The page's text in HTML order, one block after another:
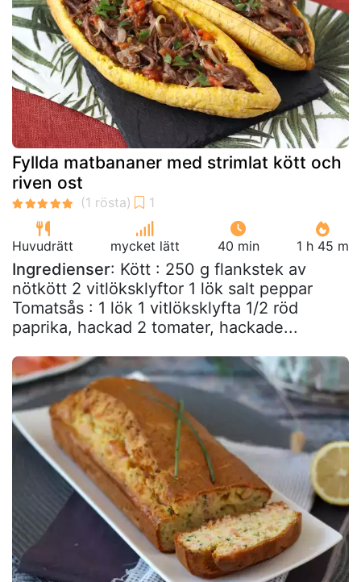
Fyllda matbananer med strimlat kött och
riven ost
Huvudrätt mycket lätt 40 min 1 h 45 m
Ingredienser: Kött : 250 g flankstek av
nötkött 2 vitlöksklyftor 1 lök salt peppar
Tomatsås : 1 lök 1 vitlöksklyfta 1/2 röd
paprika, hackad 2 tomater, hackade...